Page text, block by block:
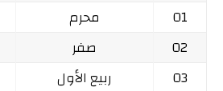
01
محرم
02
صفر
03
ربيع الأول